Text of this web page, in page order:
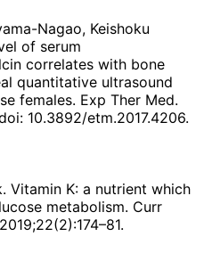
Nagao, Keishoku
of serum
correlates with bone
quantitative ultrasound
females. Exp Ther Med.
10.3892/etm.2017.4206.
Vitamin K: a nutrient which
metabolism. Curr